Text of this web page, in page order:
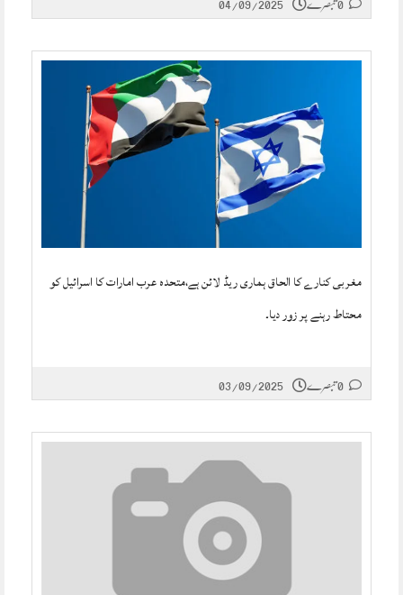
04/09/2025
مغربی کنارے کا الحاق ہماری ریڈ لائن ہے،متحدہ عرب امارات کا اسرائیل کو
محتاط رہنے پر زور دیا۔
03/09/2025